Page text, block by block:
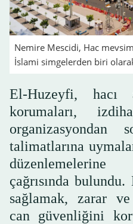
Nemire Mescidi, Hac
İslami simgelerden biri
El-Huzeyfi, hacı
korumaları,
organizasyondan
talimatlarına
çağrısında
sağlamak, zarar
can güvenliğini